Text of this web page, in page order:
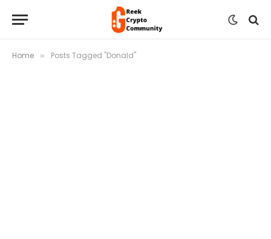
Home » Posts Tagged "Donald"